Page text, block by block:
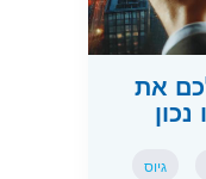
את
גיוס